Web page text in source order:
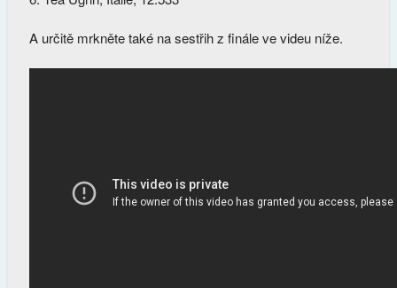
A určitě mrkněte také na sestřih z finále ve videu níže.